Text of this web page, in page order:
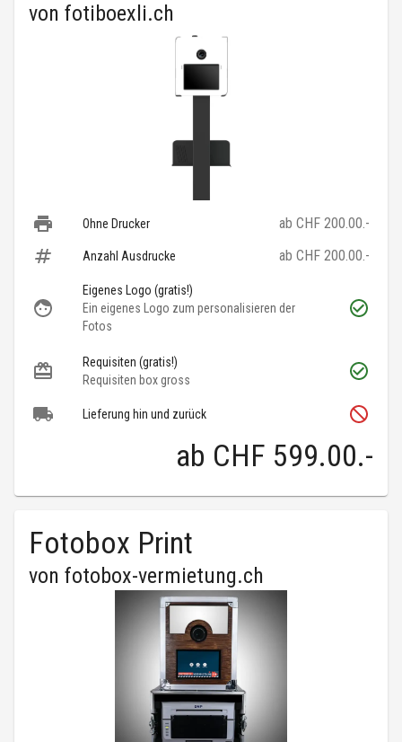
von fotiboexli.ch
Ohne Drucker ab CHF 200.00.-
Anzahl Ausdrucke ab CHF 200.00.-
Eigenes Logo (gratis!)
Ein eigenes Logo zum personalisieren der
Fotos
Requisiten (gratis!)
Requisiten box gross
Lieferung hin und zurück
ab CHF 599.00.-
Fotobox Print
von fotobox-vermietung.ch